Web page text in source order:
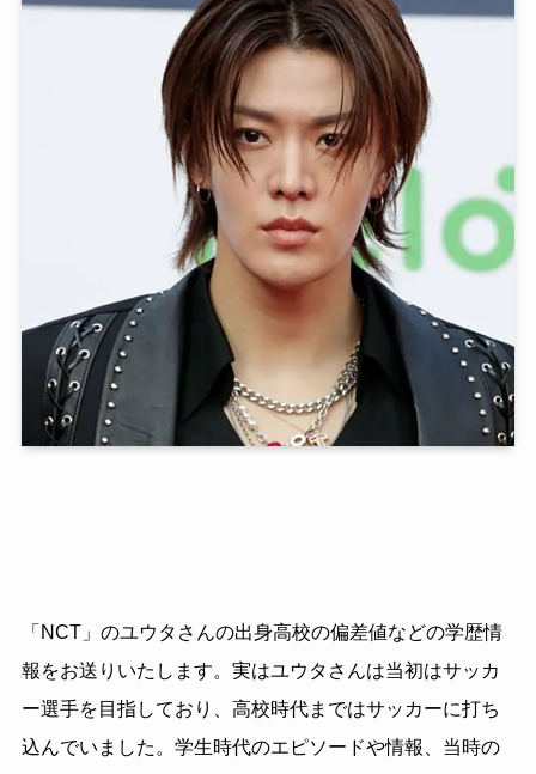
「NCT」のユウタさんの出身高校の偏差値などの学歴情
報をお送りいたします。実はユウタさんは当初はサッカ
ー選手を目指しており、高校時代まではサッカーに打ち
込んでいました。学生時代のエピソードや情報、当時の